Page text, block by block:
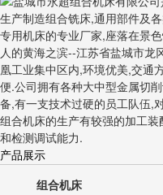
产品展示
组合机床